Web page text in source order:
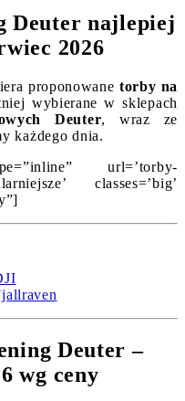
Deuter najlepiej
2026
proponowane torby na
wybierane w sklepach
Deuter, wraz ze
każdego dnia.
url=’torby-
classes=’big’
Deuter –
wg ceny